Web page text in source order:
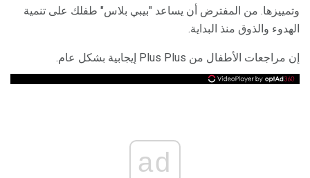
وتمييزها. من المفترض أن يساعد "بيبي بلاس" طفلك على تنمية
الهدوء والذوق منذ البداية.
إن مراجعات الأطفال من Plus Plus إيجابية بشكل عام.
ad